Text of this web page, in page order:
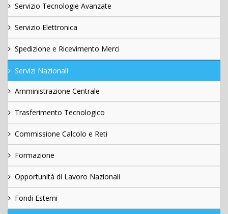
Servizio Tecnologie Avanzate
Servizio Elettronica
Spedizione e Ricevimento Merci
Servizi Nazionali
Amministrazione Centrale
Trasferimento Tecnologico
Commissione Calcolo e Reti
Formazione
Opportunità di Lavoro Nazionali
Fondi Esterni